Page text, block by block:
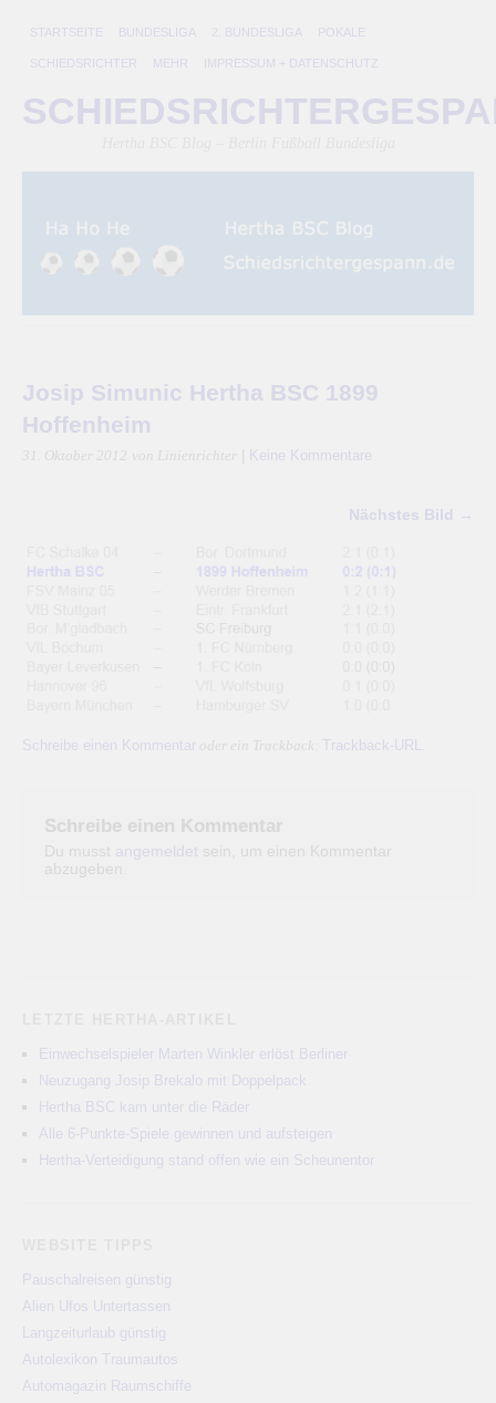
STARTSEITE BUNDESLIGA 2. BUNDESLIGA POKALE
SCHIEDSRICHTER MEHR IMPRESSUM + DATENSCHUTZ
Josip Simunic Hertha BSC 1899
Hoffenheim
31. Oktober 2012 von Linienrichter Keine Kommentare
Nächstes Bild →
Schreibe einen Kommentar oder ein Trackback: Trackback-URL
Schreibe einen Kommentar
Du musst angemeldet sein, um einen Kommentar
abzugeben.
Einwechselspieler Marten Winkler erlöst Berliner
Neuzugang Josip Brekalo mit Doppelpack
Hertha BSC kam unter die Räder
Alle 6-Punkte-Spiele gewinnen und aufsteigen
Hertha-Verteidigung stand offen wie ein Scheunentor
Pauschalreisen günstig
Alien Ufos Untertassen
Langzeiturlaub günstig
Autolexikon Traumautos
Automagazin Raumschiffe